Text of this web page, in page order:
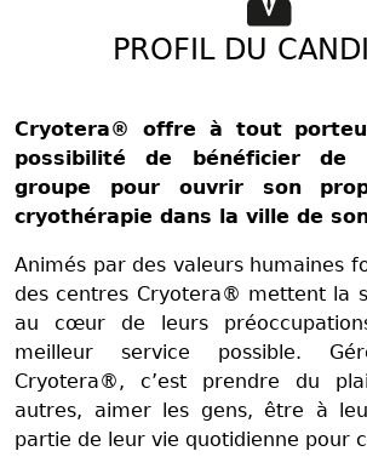
PROFIL DU
Cryotera® offre à tout
possibilité de bénéficier de
groupe pour ouvrir son
cryothérapie dans la ville de
Animés par des valeurs humaines
des centres Cryotera® mettent la
au cœur de leurs
meilleur service possible.
Cryotera®, c’est prendre du
autres, aimer les gens, être à
partie de leur vie quotidienne pour